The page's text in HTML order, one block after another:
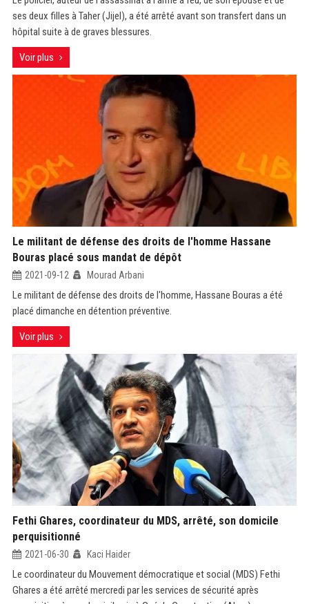
ses deux filles à Taher (Jijel), a été arrêté avant son transfert dans un
hôpital suite à de graves blessures.
Voir plus
Le militant de défense des droits de l'homme Hassane
Bouras placé sous mandat de dépôt
2021-09-12 Mourad Arbani
Le militant de défense des droits de l'homme, Hassane Bouras a été
placé dimanche en détention préventive.
Voir plus
Fethi Ghares, coordinateur du MDS, arrêté, son domicile
perquisitionné
2021-06-30 Kaci Haider
Le coordinateur du Mouvement démocratique et social (MDS) Fethi
Ghares a été arrêté mercredi par les services de sécurité après